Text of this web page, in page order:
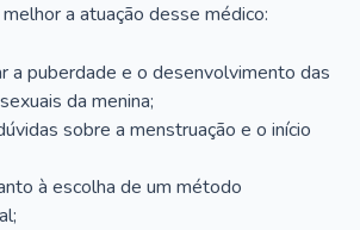
a atuação desse médico:
a puberdade e o desenvolvimento das
da menina;
sobre a menstruação e o início
à escolha de um método